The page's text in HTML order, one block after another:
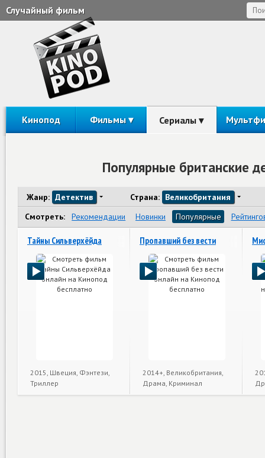
Случайный фильм
Кинопод Фильмы Сериалы
Популярные британские
Жанр: Детектив Страна: Великобритания
Смотреть:
Рекомендации Новинки Популярные
Тайны Сильверхёйда
2015, Швеция, Фэнтези,
Триллер
Пропавший без вести
2014+, Великобритания,
Драма, Криминал